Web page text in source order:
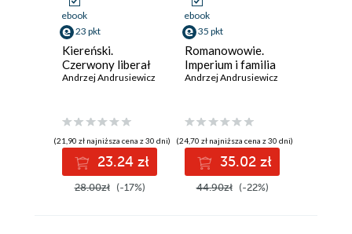
ebook
23 pkt
Kiereński.
Czerwony liberał
Andrzej Andrusiewicz
(21,90 zł najniższa cena z 30 dni)
23.24 zł
28.00zł (-17%)
ebook
35 pkt
Romanowowie.
Imperium i familia
Andrzej Andrusiewicz
(24,70 zł najniższa cena z 30 dni)
35.02 zł
44.90zł (-22%)